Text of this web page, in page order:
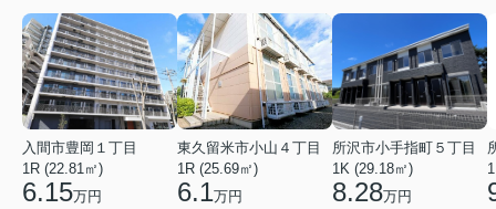
入間市豊岡１丁目
1R (22.81㎡)
6.15万円
東久留米市小山４丁目
1R (25.69㎡)
6.1万円
所沢市小手指町５丁目
1K (29.18㎡)
8.28万円